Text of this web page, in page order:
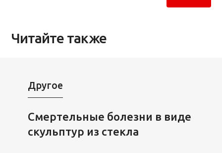
Читайте также
Другое
Смертельные болезни в виде
скульптур из стекла